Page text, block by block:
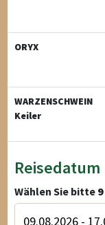
ORYX
WARZENSCHWEIN
Keiler
Reisedatum
Wählen Sie bitte 9